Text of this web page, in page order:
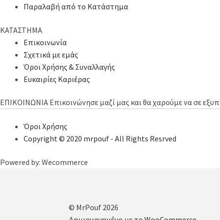
Παραλαβή από το Κατάστημα
ΚΑΤΑΣΤΗΜΑ
Επικοινωνία
Σχετικά με εμάς
Όροι Χρήσης & Συναλλαγής
Ευκαιρίες Καριέρας
ΕΠΙΚΟΙΝΩΝΙΑ Επικοινώνησε μαζί μας και θα χαρούμε να σε
Όροι Χρήσης
Copyright © 2020 mrpouf - All Rights Resrved
Powered by: Wecommerce
© MrPouf 2026